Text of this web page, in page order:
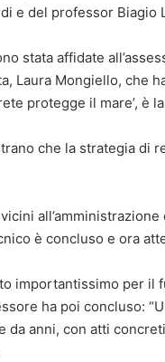
e del professor Biagio
stata affidate
Laura Mongiello, che
protegge il mare’, è
che la strategia di
è concluso e ora
importantissimo per il
ha poi concluso:
da anni, con atti